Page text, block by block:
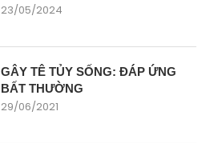
23/05/2024
GÂY TÊ TỦY SỐNG: ĐÁP ỨNG
BẤT THƯỜNG
29/06/2021